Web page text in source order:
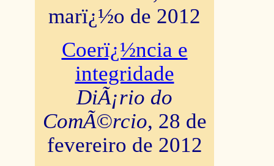
marï¿½o de 2012
Coerï¿½ncia e
integridade
DiÃ¡rio do
ComÃ©rcio, 28 de
fevereiro de 2012